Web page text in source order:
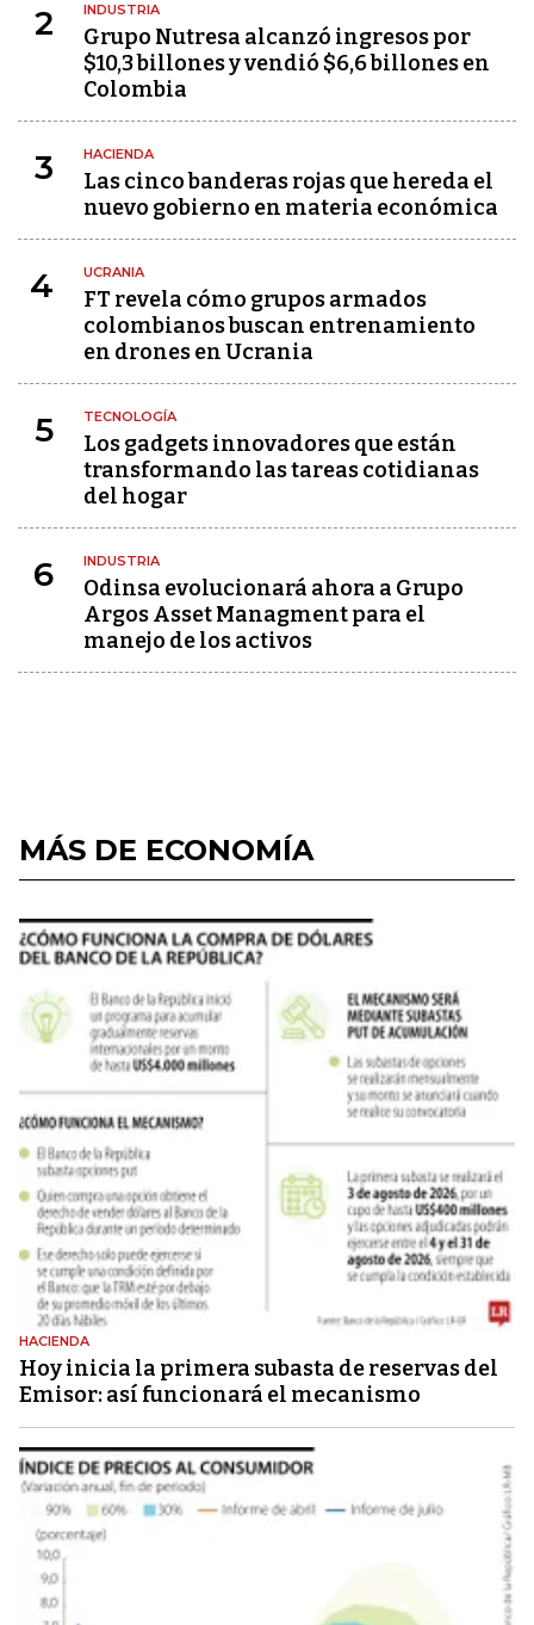
2 INDUSTRIA
Grupo Nutresa alcanzó ingresos por
$10,3 billones y vendió $6,6 billones en
Colombia
3 HACIENDA
Las cinco banderas rojas que hereda el
nuevo gobierno en materia económica
4 UCRANIA
FT revela cómo grupos armados
colombianos buscan entrenamiento
en drones en Ucrania
5 TECNOLOGÍA
Los gadgets innovadores que están
transformando las tareas cotidianas
del hogar
6 INDUSTRIA
Odinsa evolucionará ahora a Grupo
Argos Asset Managment para el
manejo de los activos
MÁS DE ECONOMÍA
HACIENDA
Hoy inicia la primera subasta de reservas del
Emisor: así funcionará el mecanismo